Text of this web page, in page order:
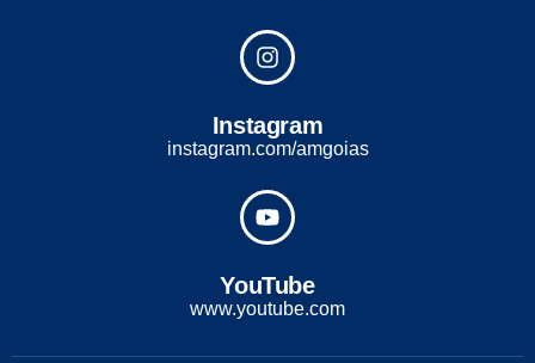
Instagram
instagram.com/amgoias
YouTube
www.youtube.com